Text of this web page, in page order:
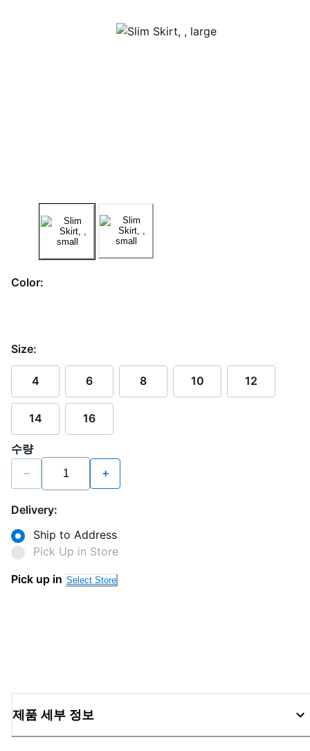
Color:
Size:
4 6 8 10 12
14 16
수량
− +
Delivery:
Ship to Address
Pick Up in Store
Pick up in Select Store
제품 세부 정보